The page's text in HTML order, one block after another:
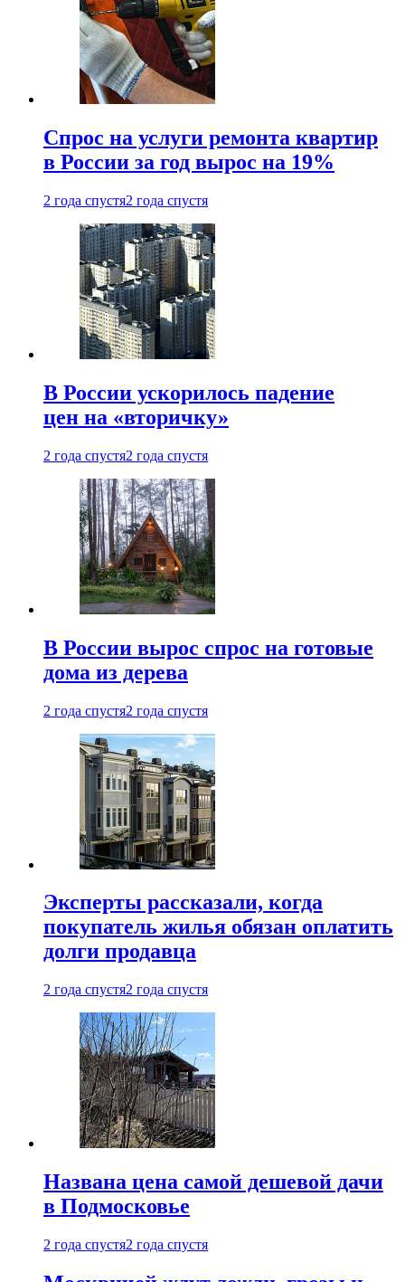
Спрос на услуги ремонта квартир
в России за год вырос на 19%
2 года спустя2 года спустя
В России ускорилось падение
цен на «вторичку»
2 года спустя2 года спустя
В России вырос спрос на готовые
дома из дерева
2 года спустя2 года спустя
Эксперты рассказали, когда
покупатель жилья обязан оплатить
долги продавца
2 года спустя2 года спустя
Названа цена самой дешевой дачи
в Подмосковье
2 года спустя2 года спустя